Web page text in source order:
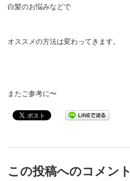
白髪のお悩みなどで
オススメの方法は変わってきます。
またご参考に〜
この投稿へのコメント